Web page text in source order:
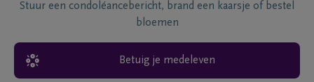
Stuur een condoléancebericht, brand een kaarsje of bestel
bloemen
Betuig je medeleven